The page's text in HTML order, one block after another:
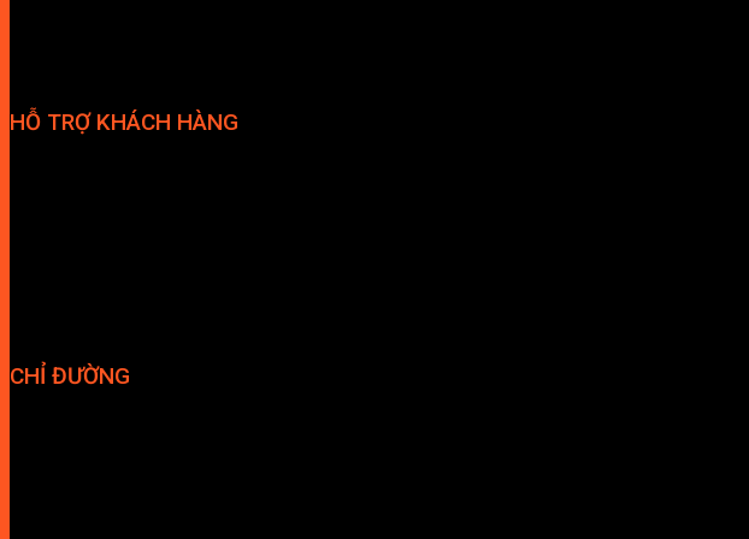
HỖ TRỢ KHÁCH HÀNG
CHỈ ĐƯỜNG